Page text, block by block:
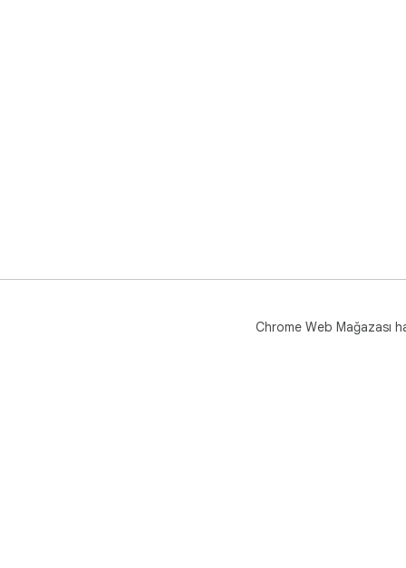
Chrome Web Mağazası